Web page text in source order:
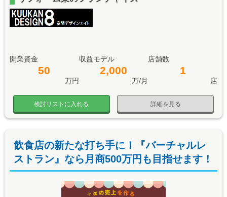
開業資金
50
万円
収益モデル
2,000
万/月
店舗数
1
店
詳細を見る
検討リストに入れる
飲食店の新たな打ち手に！『バーチャルレ
ストラン』なら月商500万円も目指せます！